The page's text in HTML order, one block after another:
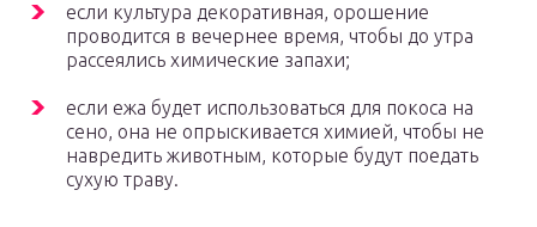
если культура декоративная, орошение
проводится в вечернее время, чтобы до утра
рассеялись химические запахи;
если ежа будет использоваться для покоса на
сено, она не опрыскивается химией, чтобы не
навредить животным, которые будут поедать
сухую траву.